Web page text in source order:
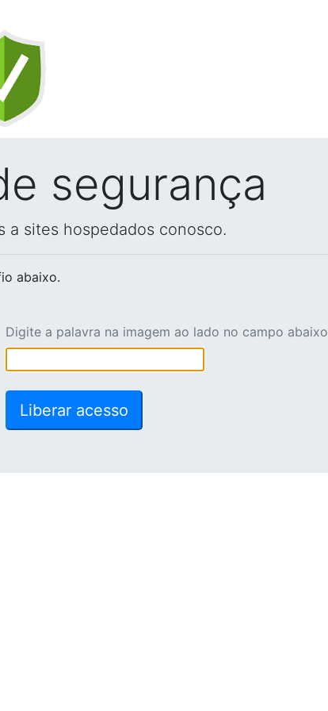
segurança
a sites hospedados conosco.
abaixo.
Digite a palavra na imagem ao lado no campo abaixo